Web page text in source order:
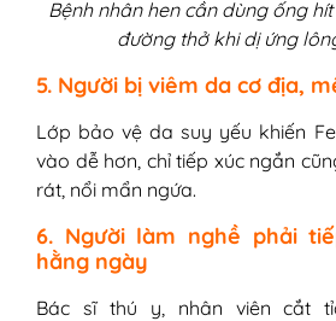
Bệnh nhân hen cần dùng ống
đường thở khi dị ứng
5. Người bị viêm da cơ địa,
Lớp bảo vệ da suy yếu khiến
vào dễ hơn, chỉ tiếp xúc ngắn
rát, nổi mẩn ngứa.
6. Người làm nghề phải
hằng ngày
Bác sĩ thú y, nhân viên cắt